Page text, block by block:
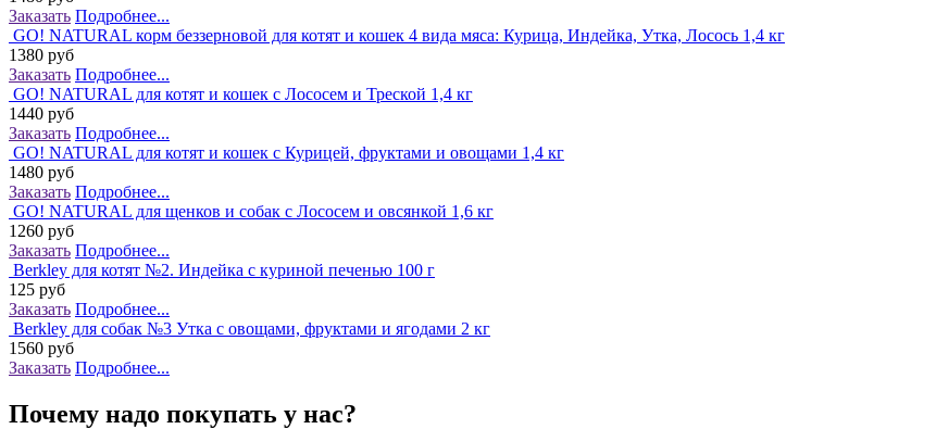
Заказать Подробнее...
GO! NATURAL корм беззерновой для котят и кошек 4 вида мяса: Курица, Индейка, Утка, Лосось 1,4 кг
1380 руб
Заказать Подробнее...
GO! NATURAL для котят и кошек с Лососем и Треской 1,4 кг
1440 руб
Заказать Подробнее...
GO! NATURAL для котят и кошек с Курицей, фруктами и овощами 1,4 кг
1480 руб
Заказать Подробнее...
GO! NATURAL для щенков и собак с Лососем и овсянкой 1,6 кг
1260 руб
Заказать Подробнее...
Berkley для котят №2. Индейка с куриной печенью 100 г
125 руб
Заказать Подробнее...
Berkley для собак №3 Утка с овощами, фруктами и ягодами 2 кг
1560 руб
Заказать Подробнее...
Почему надо покупать у нас?